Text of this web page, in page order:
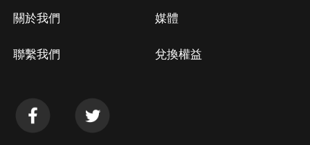
關於我們
聯繫我們
媒體
兌換權益